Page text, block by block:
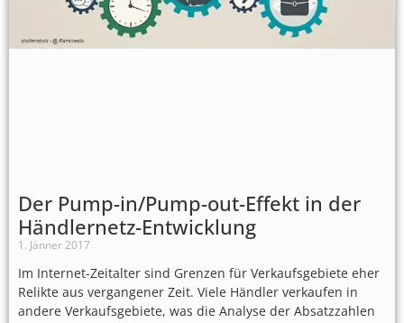
Der Pump-in/Pump-out-Effekt in der
Händlernetz-Entwicklung
1. Jänner 2017
Im Internet-Zeitalter sind Grenzen für Verkaufsgebiete eher
Relikte aus vergangener Zeit. Viele Händler verkaufen in
andere Verkaufsgebiete, was die Analyse der Absatzzahlen